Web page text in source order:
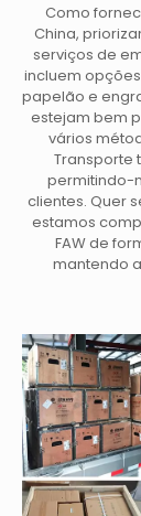
Como
China,
serviços de
incluem
papelão e
estejam bem
vários
Transporte
permitindo-
clientes. Quer
estamos
FAW de
mantendo